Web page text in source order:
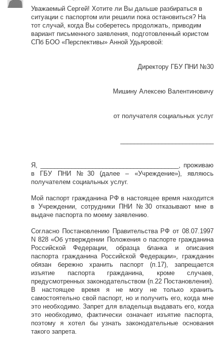
Уважаемый Сергей! Хотите ли Вы дальше разбираться в
ситуации с паспортом или решили пока остановиться? На
тот случай, когда Вы соберетесь продолжать, приводим
вариант письменного заявления, подготовленный юристом
СПб БОО «Перспективы» Анной Удьяровой:
Директору ГБУ ПНИ №30
Мишину Алексею Валентиновичу
от получателя социальных услуг
Я, ________________________________________, проживаю
в ГБУ ПНИ №30 (далее – «Учреждение»), являюсь
получателем социальных услуг.
Мой паспорт гражданина РФ в настоящее время находится
в Учреждении, сотрудники ПНИ №30 отказывают мне в
выдаче паспорта по моему заявлению.
Согласно Постановлению Правительства РФ от 08.07.1997
N 828 «Об утверждении Положения о паспорте гражданина
Российской Федерации, образца бланка и описания
паспорта гражданина Российской Федерации», гражданин
обязан бережно хранить паспорт (п.17), запрещается
изъятие паспорта гражданина, кроме случаев,
предусмотренных законодательством (п.22 Постановления).
В настоящее время я не могу не только хранить
самостоятельно свой паспорт, но и получить его, когда мне
это необходимо. Запрет для владельца выдавать его, когда
это необходимо, фактически означает изъятие паспорта,
поэтому я хотел бы узнать законодательные основания
такого запрета.